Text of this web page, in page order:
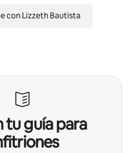
con Lizzeth Bautista
tu guía para